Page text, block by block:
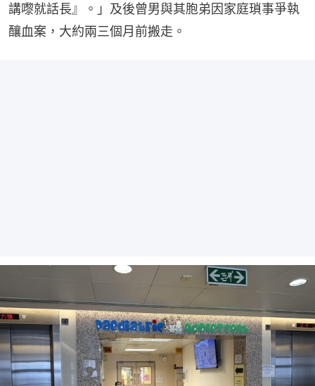
講嚟就話長』。」及後曾男與其胞弟因家庭瑣事爭執
釀血案，大約兩三個月前搬走。